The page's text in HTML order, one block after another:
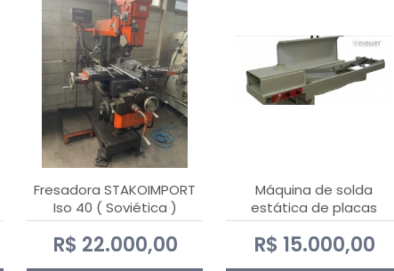
Fresadora STAKOIMPORT
Iso 40 ( Soviética )
R$ 22.000,00
Máquina de solda
estática de placas
eletrônicas PTH DIALSAT
R$ 15.000,00